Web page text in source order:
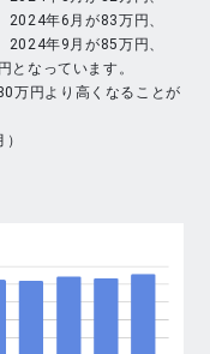
年6月が83万円、
年9月が85万円、
なっています。
万円より高くなることが